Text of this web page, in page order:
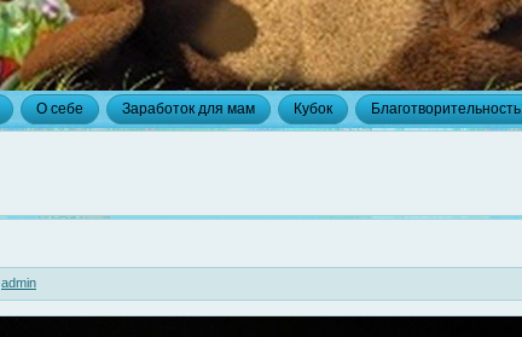
О себе Заработок для мам Кубок Благотворительность
admin